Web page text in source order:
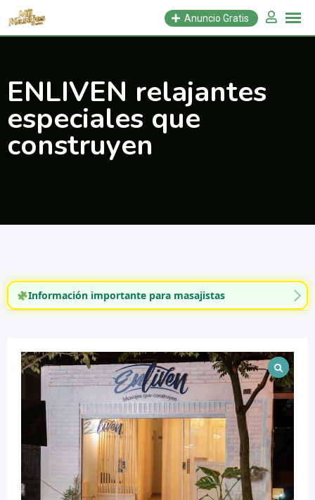
Saltar
Anuncio Gratis
ENLIVEN relajantes
especiales que
construyen
Información importante para masajistas